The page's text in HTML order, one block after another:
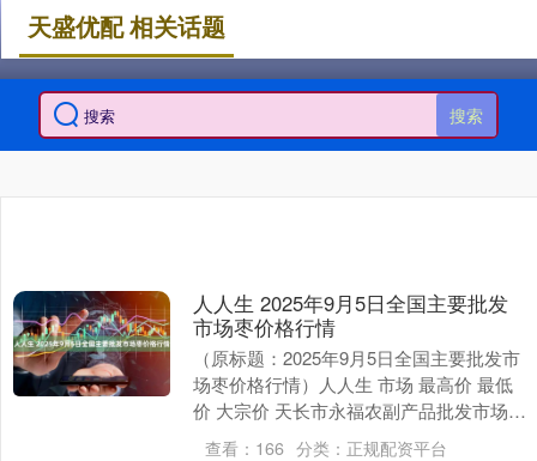
搜索
天盛优配 相关话题
人人生 2025年9月5日全国主要批发
市场枣价格行情
（原标题：2025年9月5日全国主要批发市
场枣价格行情）人人生 市场 最高价 最低
价 大宗价 天长市永福农副产品批发市场
14.00 13.00 13.50 河....
查看： 166 分类： 正规配资平台